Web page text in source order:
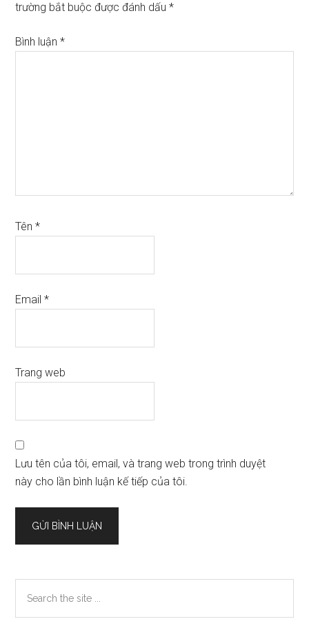
trường bắt buộc được đánh dấu*
Bình luận*
Tên*
Email*
Trang web
Lưu tên của tôi, email, và trang web trong trình duyệt
này cho lần bình luận kế tiếp của tôi.
Sidebar
chính
the